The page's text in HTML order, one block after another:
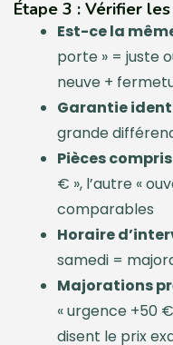
Étape 3 : Vérifier
Est-ce la
porte » = juste
neuve +
Garantie
grande
Pièces
€ », l’autre «
comparables
Horaire
samedi =
Majorations
« urgence +50
disent le prix